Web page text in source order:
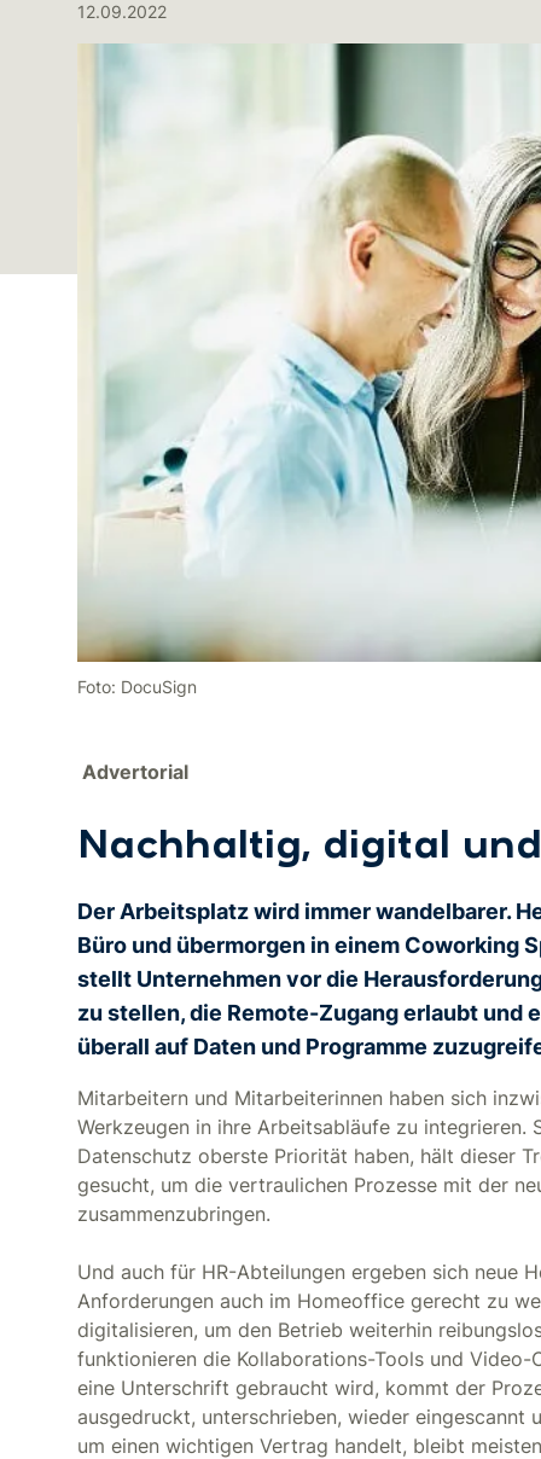
12.09.2022
Foto: DocuSign
Advertorial
Nachhaltig, digital
Der Arbeitsplatz wird immer wandelbarer.
Büro und übermorgen in einem Coworking
stellt Unternehmen vor die
zu stellen, die Remote-Zugang erlaubt und
überall auf Daten und Programme
Mitarbeitern und Mitarbeiterinnen haben sich
Werkzeugen in ihre Arbeitsabläufe zu integrieren.
Datenschutz oberste Priorität haben, hält dieser
gesucht, um die vertraulichen Prozesse mit der
zusammenzubringen.
Und auch für HR-Abteilungen ergeben sich neue
Anforderungen auch im Homeoffice gerecht zu
digitalisieren, um den Betrieb weiterhin
funktionieren die Kollaborations-Tools und
eine Unterschrift gebraucht wird, kommt der
ausgedruckt, unterschrieben, wieder eingescannt
um einen wichtigen Vertrag handelt, bleibt